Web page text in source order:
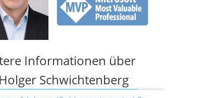
Informationen über
Schwichtenberg